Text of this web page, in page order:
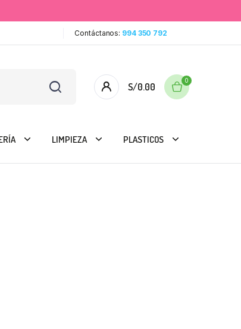
Contáctanos: 994 350 792
S/0.00
0
LIMPIEZA PLASTICOS